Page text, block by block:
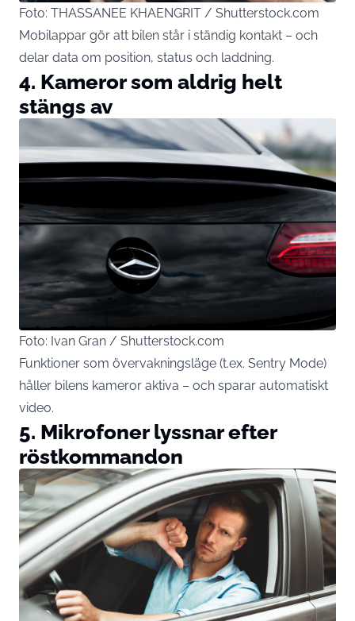
Foto: THASSANEE KHAENGRIT / Shutterstock.com
Mobilappar gör att bilen står i ständig kontakt – och
delar data om position, status och laddning.
4. Kameror som aldrig helt
stängs av
Foto: Ivan Gran / Shutterstock.com
Funktioner som övervakningsläge (t.ex. Sentry Mode)
håller bilens kameror aktiva – och sparar automatiskt
video.
5. Mikrofoner lyssnar efter
röstkommandon